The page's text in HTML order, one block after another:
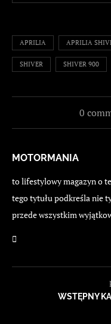
APRILIA APRILIA
SHIVER SHIVER 900
0
MOTORMANIA
to lifestylowy magazyn o
tego tytułu podkreśla nie
przede wszystkim
WSTĘPNY